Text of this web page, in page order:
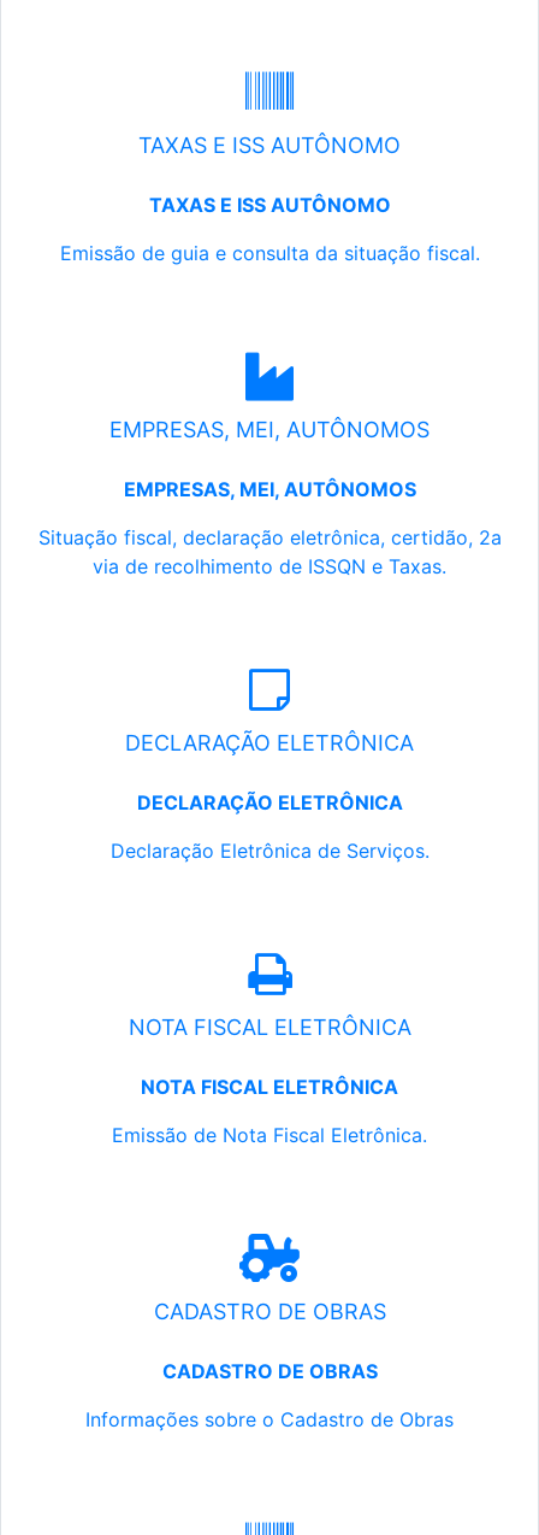
TAXAS E ISS AUTÔNOMO
TAXAS E ISS AUTÔNOMO
Emissão de guia e consulta da situação fiscal.
EMPRESAS, MEI, AUTÔNOMOS
EMPRESAS, MEI, AUTÔNOMOS
Situação fiscal, declaração eletrônica, certidão, 2a
via de recolhimento de ISSQN e Taxas.
DECLARAÇÃO ELETRÔNICA
DECLARAÇÃO ELETRÔNICA
Declaração Eletrônica de Serviços.
NOTA FISCAL ELETRÔNICA
NOTA FISCAL ELETRÔNICA
Emissão de Nota Fiscal Eletrônica.
CADASTRO DE OBRAS
CADASTRO DE OBRAS
Informações sobre o Cadastro de Obras